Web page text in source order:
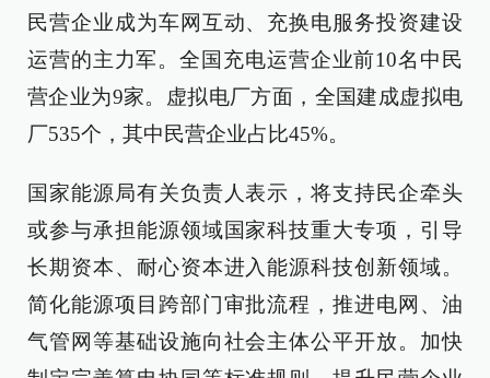
民营企业成为车网互动、充换电服务投资建设
运营的主力军。全国充电运营企业前10名中民
营企业为9家。虚拟电厂方面，全国建成虚拟电
厂535个，其中民营企业占比45%。
国家能源局有关负责人表示，将支持民企牵头
或参与承担能源领域国家科技重大专项，引导
长期资本、耐心资本进入能源科技创新领域。
简化能源项目跨部门审批流程，推进电网、油
气管网等基础设施向社会主体公平开放。加快